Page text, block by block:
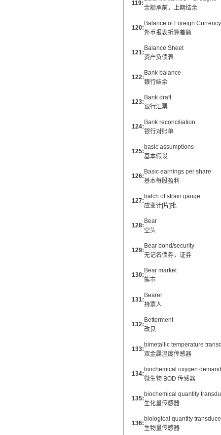
119:
余额承前，上期结余
120:
Balance of Foreign
外币报表折算差额
121:
Balance Sheet
资产负债表
122:
Bank balance
银行结余
123:
Bank draft
银行汇票
124:
Bank reconciliation
银行对账单
125:
basic assumptions
基本假设
126:
Basic earnings per share
基本每股盈利
127:
batch of strain gauge
应变计[片]批
128:
Bear
空头
129:
Bear bond/security
无记名债券，证券
130:
Bear market
熊市
131:
Bearer
持票人
132:
Betterment
改良
133:
bimetallic temperature
双金属温度传感器
134:
biochemical oxygen
微生物 BOD 传感器
135:
biochemical quantity
生化量传感器
136:
biological quantity
生物量传感器